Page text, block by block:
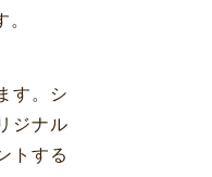
す。シ
ジナル
トする